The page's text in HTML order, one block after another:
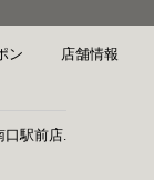
ン 店舗情報
駅前店.